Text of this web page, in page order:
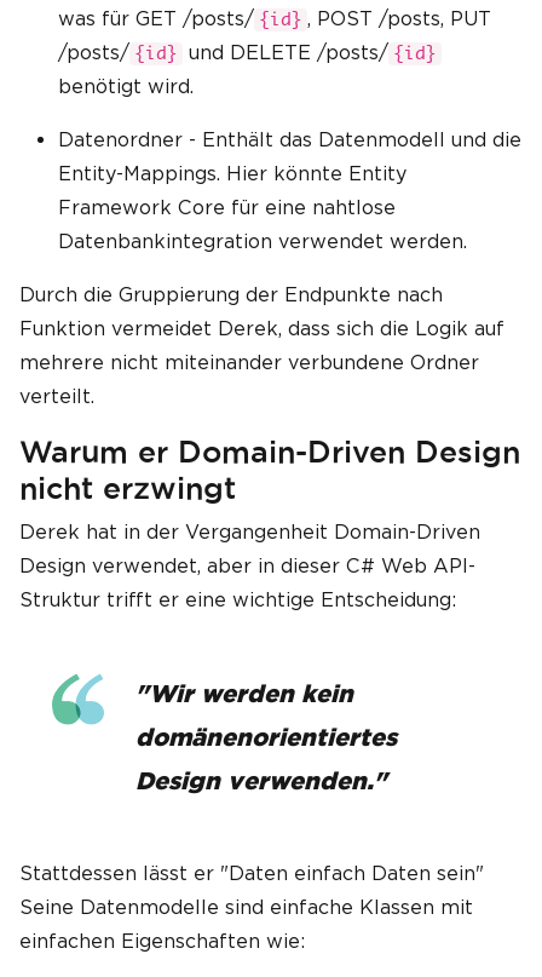
was für GET /posts/ {id} , POST /posts, PUT
/posts/ {id} und DELETE /posts/ {id}
benötigt wird.
Datenordner - Enthält das Datenmodell und die
Entity-Mappings. Hier könnte Entity
Framework Core für eine nahtlose
Datenbankintegration verwendet werden.
Durch die Gruppierung der Endpunkte nach
Funktion vermeidet Derek, dass sich die Logik auf
mehrere nicht miteinander verbundene Ordner
verteilt.
Warum er Domain-Driven Design
nicht erzwingt
Derek hat in der Vergangenheit Domain-Driven
Design verwendet, aber in dieser C# Web API-
Struktur trifft er eine wichtige Entscheidung:
"Wir werden kein
domänenorientiertes
Design verwenden."
Stattdessen lässt er "Daten einfach Daten sein"
Seine Datenmodelle sind einfache Klassen mit
einfachen Eigenschaften wie: